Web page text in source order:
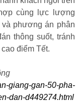
cùng lực lượng
phương án phân
thông suốt, tránh
điểm Tết.
giang-gan-50-pha-
dan-d449274.html